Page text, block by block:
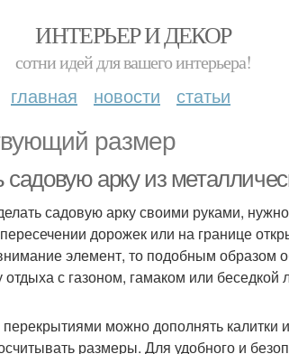
ИНТЕРЬЕР И ДЕКОР
сотни идей для вашего интерьера!
главная новости статьи
размер
садовую арку из
садовую арку своими руками,
дорожек или на границе
элемент, то подобным образом
отдыха с газоном, гамаком или беседкой
можно дополнять калитки
размеры. Для удобного и